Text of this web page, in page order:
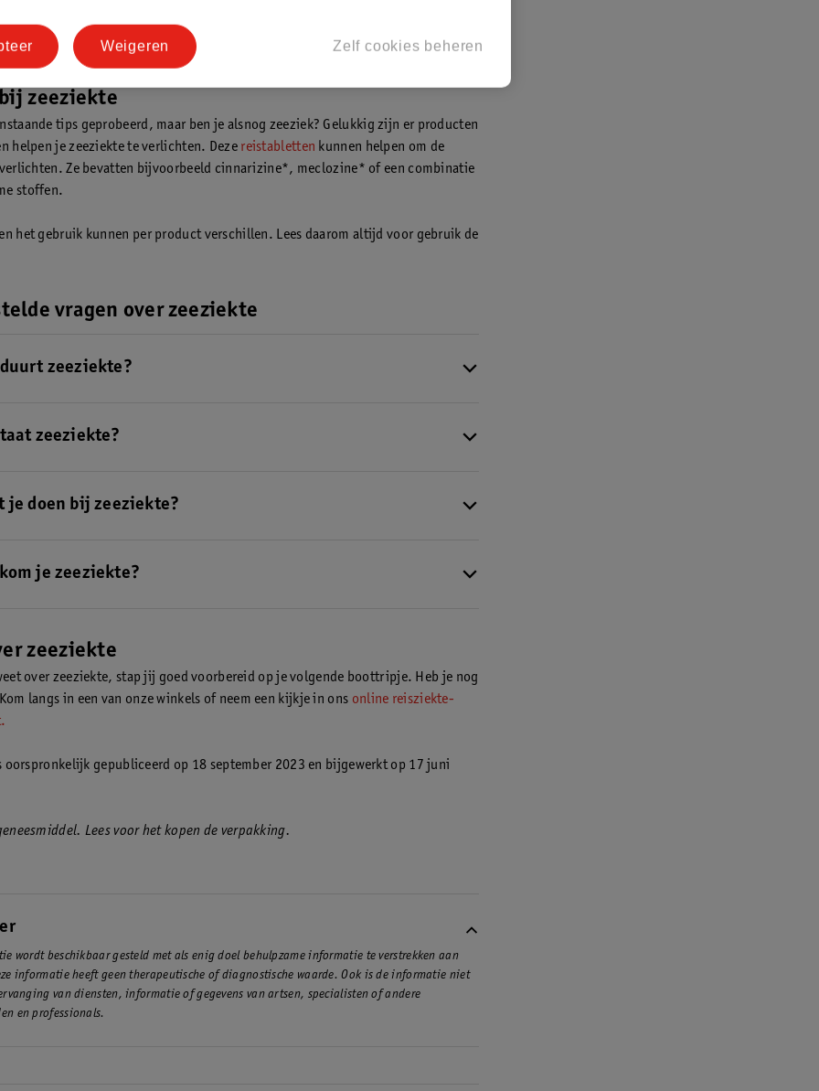
zeeziekte
tips geprobeerd, maar ben je alsnog zeeziek? Gelukkig zijn er producten
helpen je zeeziekte te verlichten. Deze reistabletten kunnen helpen om de
Ze bevatten bijvoorbeeld cinnarizine*, meclozine* of een combinatie
stoffen.
het gebruik kunnen per product verschillen. Lees daarom altijd voor gebruik de
vragen over zeeziekte
zeeziekte?
zeeziekte?
je doen bij zeeziekte?
je zeeziekte?
zeeziekte
over zeeziekte, stap jij goed voorbereid op je volgende boottripje. Heb je nog
langs in een van onze winkels of neem een kijkje in ons online reisziekte-
oorspronkelijk gepubliceerd op 18 september 2023 en bijgewerkt op 17 juni
Lees voor het kopen de verpakking.
wordt beschikbaar gesteld met als enig doel behulpzame informatie te verstrekken aan
informatie heeft geen therapeutische of diagnostische waarde. Ook is de informatie niet
van diensten, informatie of gegevens van artsen, specialisten of andere
en professionals.
Zelf cookies beheren
Weigeren